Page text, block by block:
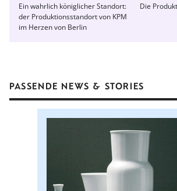
Ein wahrlich königlicher Standort:
der Produktionsstandort von KPM
im Herzen von Berlin
Die
PASSENDE NEWS & STORIES